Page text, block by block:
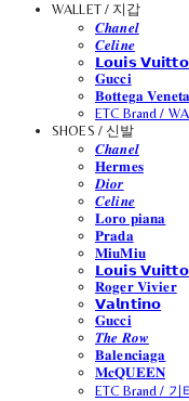
WALLET / 지갑
𝑪𝒉𝒂𝒏𝒆𝒍
𝑪𝒆𝒍𝒊𝒏𝒆
𝗟𝗼𝘂𝗶𝘀
𝐆𝐮𝐜𝐜𝐢
𝐁𝐨𝐭𝐭𝐞𝐠𝐚 𝐕𝐞𝐧𝐞𝐭𝐚
ETC Brand /
SHOES / 신발
𝑪𝒉𝒂𝒏𝒆𝒍
𝐇𝐞𝐫𝐦𝐞𝐬
𝑫𝒊𝒐𝒓
𝑪𝒆𝒍𝒊𝒏𝒆
𝐋𝐨𝐫𝐨 𝐩𝐢𝐚𝐧𝐚
𝐏𝐫𝐚𝐝𝐚
𝐌𝐢𝐮𝐌𝐢𝐮
𝗟𝗼𝘂𝗶𝘀
𝐑𝐨𝐠𝐞𝐫 𝐕𝐢𝐯𝐢𝐞𝐫
𝗩𝗮𝗹𝗻𝘁𝗶𝗻𝗼
𝐆𝐮𝐜𝐜𝐢
𝑻𝒉𝒆 𝑹𝒐𝒘
𝐁𝐚𝐥𝐞𝐧𝐜𝐢𝐚𝐠𝐚
𝐌𝐜𝐐𝐔𝐄𝐄𝐍
ETC Brand /